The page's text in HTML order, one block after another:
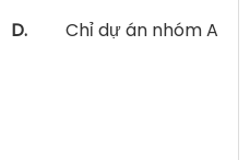
D. Chỉ dự án nhóm A